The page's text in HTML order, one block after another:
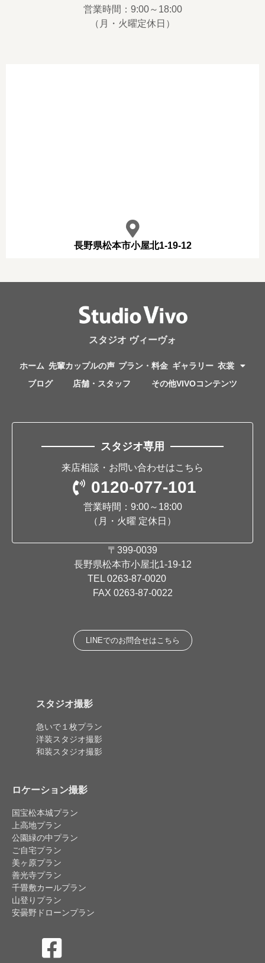
営業時間：9:00～18:00
（月・火曜定休日）
長野県松本市小屋北1-19-12
スタジオ ヴィーヴォ
ホーム 先輩カップルの声 プラン・料金 ギャラリー 衣裳
ブログ
店舗・スタッフ その他VIVOコンテンツ
スタジオ専用
来店相談・お問い合わせはこちら
0120-077-101
営業時間：9:00～18:00
（月・火曜 定休日）
〒399-0039
長野県松本市小屋北1-19-12
TEL 0263-87-0020
FAX 0263-87-0022
LINEでのお問合せはこちら
スタジオ撮影
急いで１枚プラン
洋装スタジオ撮影
和装スタジオ撮影
ロケーション撮影
国宝松本城プラン
上高地プラン
公園緑の中プラン
ご自宅プラン
美ヶ原プラン
善光寺プラン
千畳敷カールプラン
山登りプラン
安曇野ドローンプラン